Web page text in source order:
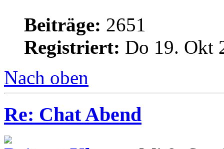
Beiträge: 2651
Registriert: Do 19. Okt
Nach oben
Re: Chat Abend